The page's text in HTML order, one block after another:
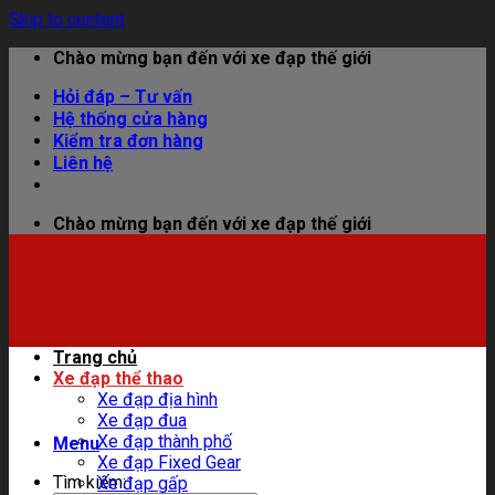
Skip to content
Chào mừng bạn đến với xe đạp thế giới
Hỏi đáp – Tư vấn
Hệ thống cửa hàng
Kiểm tra đơn hàng
Liên hệ
Chào mừng bạn đến với xe đạp thế giới
Menu
Tìm kiếm:
Trang chủ
Xe đạp thể thao
Xe đạp địa hình
Xe đạp đua
Xe đạp thành phố
Xe đạp Fixed Gear
Xe đạp gấp